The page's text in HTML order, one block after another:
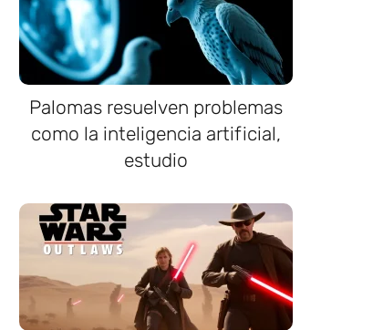
Palomas resuelven problemas
como la inteligencia artificial,
estudio